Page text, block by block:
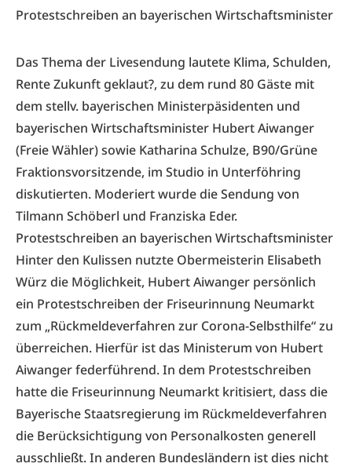
Protestschreiben an bayerischen Wirtschaftsminister
Das Thema der Livesendung lautete Klima, Schulden,
Rente Zukunft geklaut?, zu dem rund 80 Gäste mit
dem stellv. bayerischen Ministerpäsidenten und
bayerischen Wirtschaftsminister Hubert Aiwanger
(Freie Wähler) sowie Katharina Schulze, B90/Grüne
Fraktionsvorsitzende, im Studio in Unterföhring
diskutierten. Moderiert wurde die Sendung von
Tilmann Schöberl und Franziska Eder.
Protestschreiben an bayerischen Wirtschaftsminister
Hinter den Kulissen nutzte Obermeisterin Elisabeth
Würz die Möglichkeit, Hubert Aiwanger persönlich
ein Protestschreiben der Friseurinnung Neumarkt
zum „Rückmeldeverfahren zur Corona-Selbsthilfe“ zu
überreichen. Hierfür ist das Ministerum von Hubert
Aiwanger federführend. In dem Protestschreiben
hatte die Friseurinnung Neumarkt kritisiert, dass die
Bayerische Staatsregierung im Rückmeldeverfahren
die Berücksichtigung von Personalkosten generell
ausschließt. In anderen Bundesländern ist dies nicht